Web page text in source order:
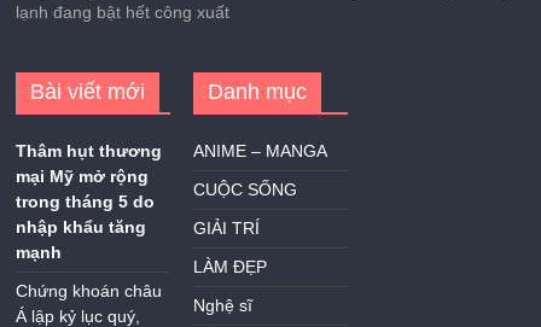
lạnh đang bật hết công xuất
Bài viết mới
Thâm hụt thương
mại Mỹ mở rộng
trong tháng 5 do
nhập khẩu tăng
mạnh
Chứng khoán châu
Á lập kỷ lục quý,
Danh mục
ANIME – MANGA
CUỘC SỐNG
GIẢI TRÍ
LÀM ĐẸP
Nghệ sĩ